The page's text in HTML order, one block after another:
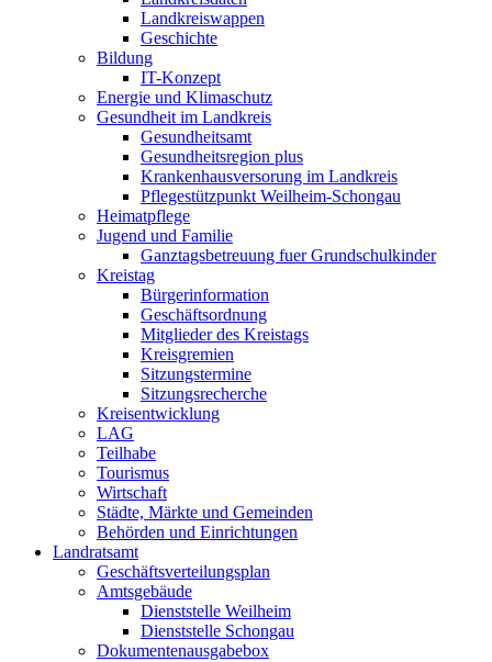
Landkreiswappen
Geschichte
Bildung
IT-Konzept
Energie und Klimaschutz
Gesundheit im Landkreis
Gesundheitsamt
Gesundheitsregion plus
Krankenhausversorung im Landkreis
Pflegestützpunkt Weilheim-Schongau
Heimatpflege
Jugend und Familie
Ganztagsbetreuung fuer Grundschulkinder
Kreistag
Bürgerinformation
Geschäftsordnung
Mitglieder des Kreistags
Kreisgremien
Sitzungstermine
Sitzungsrecherche
Kreisentwicklung
LAG
Teilhabe
Tourismus
Wirtschaft
Städte, Märkte und Gemeinden
Behörden und Einrichtungen
Landratsamt
Geschäftsverteilungsplan
Amtsgebäude
Dienststelle Weilheim
Dienststelle Schongau
Dokumentenausgabebox